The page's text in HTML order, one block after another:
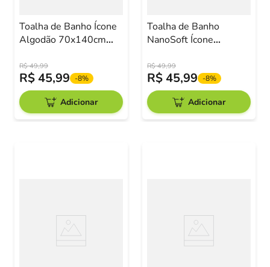
Toalha de Banho Ícone
Algodão 70x140cm
R$ 49,99
R$45,99 -8%
Adicionar
Toalha de Banho
NanoSoft Ícone
Camesa
R$ 49,99
R$45,99 -8%
Adicionar